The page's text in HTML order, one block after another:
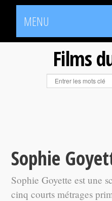
MENU
Films
Sophie
Sophie Goyette est une
cinq courts métrages